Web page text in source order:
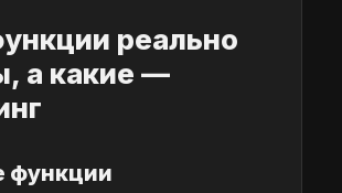
реально
а какие —
функции